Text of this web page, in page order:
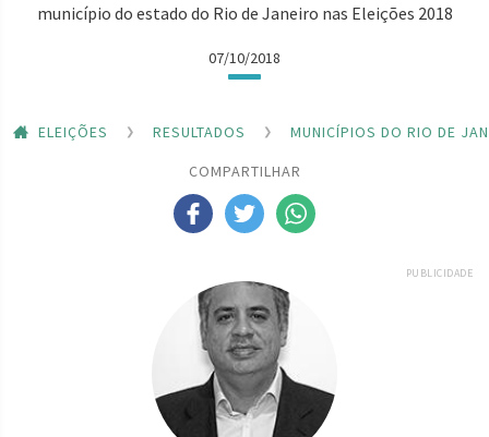
município do estado do Rio de Janeiro nas Eleições 2018
07/10/2018
ELEIÇÕES RESULTADOS
MUNICÍPIOS DO RIO DE
COMPARTILHAR
PUBLICIDADE